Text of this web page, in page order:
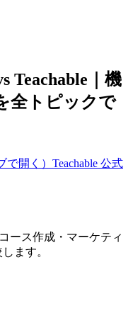
Teachable｜機
全トピックで
で開く） Teachable 公式
ース作成・マーケティ
ます。